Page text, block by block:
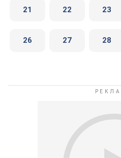
21 22 23
26 27 28